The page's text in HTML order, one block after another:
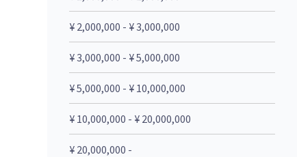
¥ 2,000,000 - ¥ 3,000,000
¥ 3,000,000 - ¥ 5,000,000
¥ 5,000,000 - ¥ 10,000,000
¥ 10,000,000 - ¥ 20,000,000
¥ 20,000,000 -